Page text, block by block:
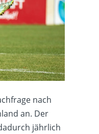
nach
an. Der
jährlich